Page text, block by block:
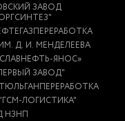
ЗАВОД
Д. И. МЕНДЕЛЕЕВА
ЯНОС»
ЗАВОД"
ЛОГИСТИКА"
НЗНП